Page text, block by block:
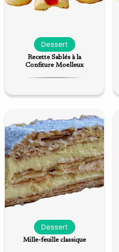
Dessert
Recette Sablés à la
Confiture Moelleux
Dessert
Mille-feuille classique